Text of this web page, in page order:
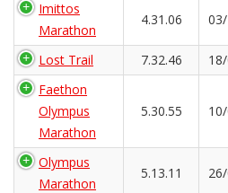
Imittos
Marathon
4.31.06
Lost Trail 7.32.46
Faethon
Olympus
Marathon
5.30.55
Olympus
Marathon
5.13.11